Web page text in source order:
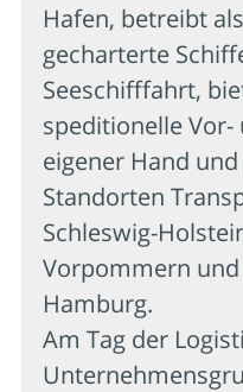
Hafen, betreibt
gecharterte
Seeschifffahrt,
speditionelle Vor-
eigener Hand
Standorten
Schleswig-
Vorpommern
Hamburg.
Am Tag der